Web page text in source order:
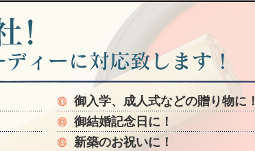
御入学、成人式などの贈り物に！
御結婚記念日に！
新築のお祝いに！